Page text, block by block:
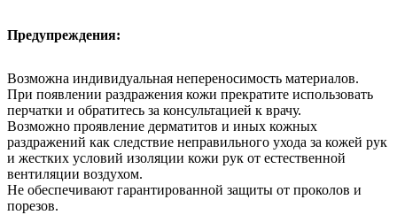
Предупреждения:
Возможна индивидуальная непереносимость материалов.
При появлении раздражения кожи прекратите использовать
перчатки и обратитесь за консультацией к врачу.
Возможно проявление дерматитов и иных кожных
раздражений как следствие неправильного ухода за кожей рук
и жестких условий изоляции кожи рук от естественной
вентиляции воздухом.
Не обеспечивают гарантированной защиты от проколов и
порезов.